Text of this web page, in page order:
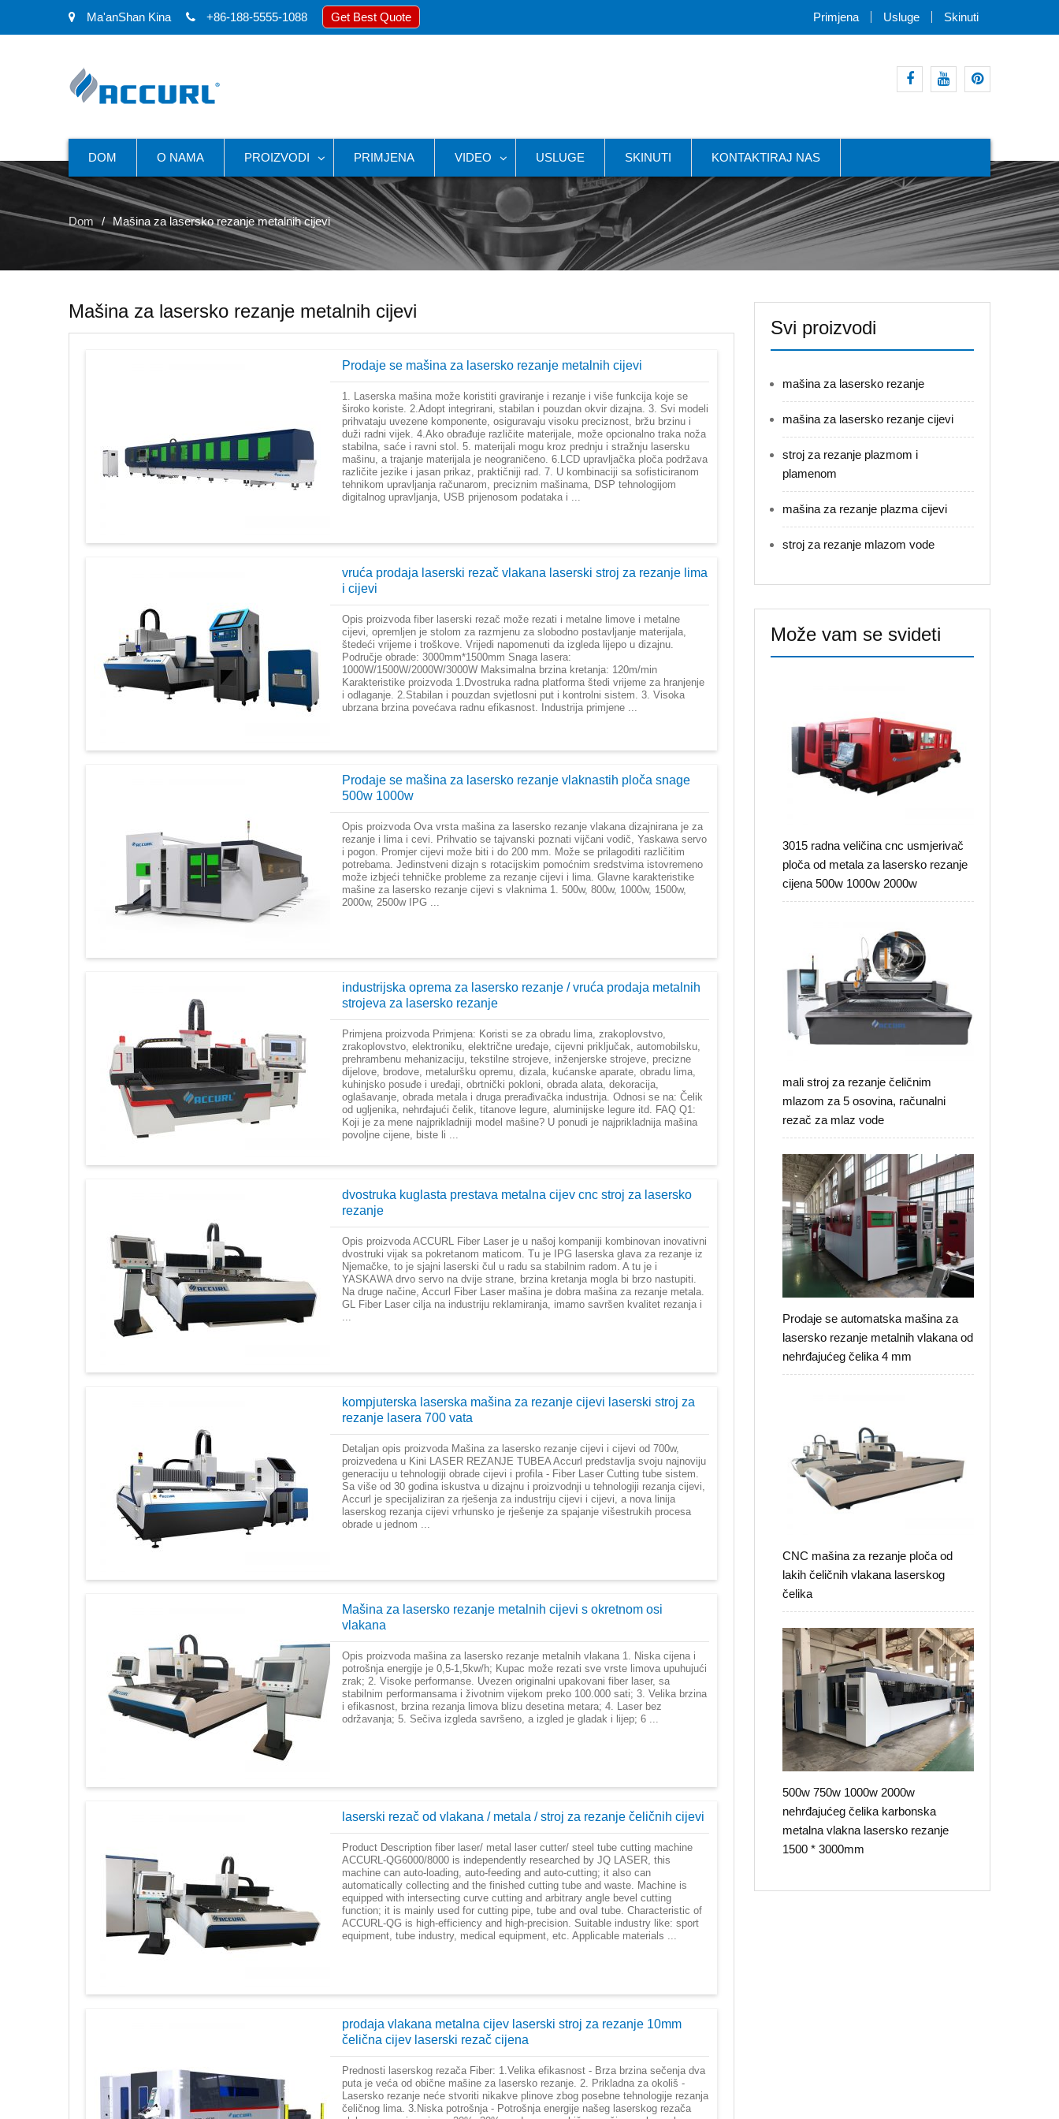
Ma'anShan Kina +86-188-5555-1088 Get Best Quote Primjena Usluge Skinuti
DOM O NAMA PROIZVODI PRIMJENA VIDEO USLUGE SKINUTI KONTAKTIRAJ NAS
Dom Mašina za lasersko rezanje metalnih cijevi
Mašina za lasersko rezanje metalnih cijevi
Prodaje se mašina za lasersko rezanje metalnih cijevi
1. Laserska mašina može koristiti graviranje i rezanje i više funkcija koje se
široko koriste. 2.Adopt integrirani, stabilan i pouzdan okvir dizajna. 3. Svi modeli
prihvataju uvezene komponente, osiguravaju visoku preciznost, bržu brzinu i
duži radni vijek. 4.Ako obrađuje različite materijale, može opcionalno traka noža
stabilna, saće i ravni stol. 5. materijali mogu kroz prednju i stražnju lasersku
mašinu, a trajanje materijala je neograničeno. 6.LCD upravljačka ploča podržava
različite jezike i jasan prikaz, praktičniji rad. 7. U kombinaciji sa sofisticiranom
tehnikom upravljanja računarom, preciznim mašinama, DSP tehnologijom
digitalnog upravljanja, USB prijenosom podataka i ...
vruća prodaja laserski rezač vlakana laserski stroj za rezanje lima
i cijevi
Opis proizvoda fiber laserski rezač može rezati i metalne limove i metalne
cijevi, opremljen je stolom za razmjenu za slobodno postavljanje materijala,
štedeći vrijeme i troškove. Vrijedi napomenuti da izgleda lijepo u dizajnu.
Područje obrade: 3000mm*1500mm Snaga lasera:
1000W/1500W/2000W/3000W Maksimalna brzina kretanja: 120m/min
Karakteristike proizvoda 1.Dvostruka radna platforma štedi vrijeme za hranjenje
i odlaganje. 2.Stabilan i pouzdan svjetlosni put i kontrolni sistem. 3. Visoka
ubrzana brzina povećava radnu efikasnost. Industrija primjene ...
Prodaje se mašina za lasersko rezanje vlaknastih ploča snage
500w 1000w
Opis proizvoda Ova vrsta mašina za lasersko rezanje vlakana dizajnirana je za
rezanje i lima i cevi. Prihvatio se tajvanski poznati vijčani vodič, Yaskawa servo
i pogon. Promjer cijevi može biti i do 200 mm. Može se prilagoditi različitim
potrebama. Jedinstveni dizajn s rotacijskim pomoćnim sredstvima istovremeno
može izbjeći tehničke probleme za rezanje cijevi i lima. Glavne karakteristike
mašine za lasersko rezanje cijevi s vlaknima 1. 500w, 800w, 1000w, 1500w,
2000w, 2500w IPG ...
industrijska oprema za lasersko rezanje / vruća prodaja metalnih
strojeva za lasersko rezanje
Primjena proizvoda Primjena: Koristi se za obradu lima, zrakoplovstvo,
zrakoplovstvo, elektroniku, električne uređaje, cijevni priključak, automobilsku,
prehrambenu mehanizaciju, tekstilne strojeve, inženjerske strojeve, precizne
dijelove, brodove, metaluršku opremu, dizala, kućanske aparate, obradu lima,
kuhinjsko posuđe i uređaji, obrtnički pokloni, obrada alata, dekoracija,
oglašavanje, obrada metala i druga prerađivačka industrija. Odnosi se na: Čelik
od ugljenika, nehrđajući čelik, titanove legure, aluminijske legure itd. FAQ Q1:
Koji je za mene najprikladniji model mašine? U ponudi je najprikladnija mašina
povoljne cijene, biste li ...
dvostruka kuglasta prestava metalna cijev cnc stroj za lasersko
rezanje
Opis proizvoda ACCURL Fiber Laser je u našoj kompaniji kombinovan inovativni
dvostruki vijak sa pokretanom maticom. Tu je IPG laserska glava za rezanje iz
Njemačke, to je sjajni laserski čul u radu sa stabilnim radom. A tu je i
YASKAWA drvo servo na dvije strane, brzina kretanja mogla bi brzo nastupiti.
Na druge načine, Accurl Fiber Laser mašina je dobra mašina za rezanje metala.
GL Fiber Laser cilja na industriju reklamiranja, imamo savršen kvalitet rezanja i
...
kompjuterska laserska mašina za rezanje cijevi laserski stroj za
rezanje lasera 700 vata
Detaljan opis proizvoda Mašina za lasersko rezanje cijevi i cijevi od 700w,
proizvedena u Kini LASER REZANJE TUBEA Accurl predstavlja svoju najnoviju
generaciju u tehnologiji obrade cijevi i profila - Fiber Laser Cutting tube sistem.
Sa više od 30 godina iskustva u dizajnu i proizvodnji u tehnologiji rezanja cijevi,
Accurl je specijaliziran za rješenja za industriju cijevi i cijevi, a nova linija
laserskog rezanja cijevi vrhunsko je rješenje za spajanje višestrukih procesa
obrade u jednom ...
Mašina za lasersko rezanje metalnih cijevi s okretnom osi
vlakana
Opis proizvoda mašina za lasersko rezanje metalnih vlakana 1. Niska cijena i
potrošnja energije je 0,5-1,5kw/h; Kupac može rezati sve vrste limova upuhujući
zrak; 2. Visoke performanse. Uvezen originalni upakovani fiber laser, sa
stabilnim performansama i životnim vijekom preko 100.000 sati; 3. Velika brzina
i efikasnost, brzina rezanja limova blizu desetina metara; 4. Laser bez
održavanja; 5. Sečiva izgleda savršeno, a izgled je gladak i lijep; 6 ...
laserski rezač od vlakana / metala / stroj za rezanje čeličnih cijevi
Product Description fiber laser/ metal laser cutter/ steel tube cutting machine
ACCURL-QG6000/8000 is independently researched by JQ LASER, this
machine can auto-loading, auto-feeding and auto-cutting; it also can
automatically collecting and the finished cutting tube and waste. Machine is
equipped with intersecting curve cutting and arbitrary angle bevel cutting
function; it is mainly used for cutting pipe, tube and oval tube. Characteristic of
ACCURL-QG is high-efficiency and high-precision. Suitable industry like: sport
equipment, tube industry, medical equipment, etc. Applicable materials ...
prodaja vlakana metalna cijev laserski stroj za rezanje 10mm
čelična cijev laserski rezač cijena
Prednosti laserskog rezača Fiber: 1.Velika efikasnost - Brza brzina sečenja dva
puta je veća od obične mašine za lasersko rezanje. 2. Prikladna za okoliš -
Lasersko rezanje neće stvoriti nikakve plinove zbog posebne tehnologije rezanja
čeličnog lima. 3.Niska potrošnja - Potrošnja energije našeg laserskog rezača
Svi proizvodi
mašina za lasersko rezanje
mašina za lasersko rezanje cijevi
stroj za rezanje plazmom i
plamenom
mašina za rezanje plazma cijevi
stroj za rezanje mlazom vode
Može vam se svideti
3015 radna veličina cnc usmjerivač
ploča od metala za lasersko rezanje
cijena 500w 1000w 2000w
mali stroj za rezanje čeličnim
mlazom za 5 osovina, računalni
rezač za mlaz vode
Prodaje se automatska mašina za
lasersko rezanje metalnih vlakana od
nehrđajućeg čelika 4 mm
CNC mašina za rezanje ploča od
lakih čeličnih vlakana laserskog
čelika
500w 750w 1000w 2000w
nehrđajućeg čelika karbonska
metalna vlakna lasersko rezanje
1500 * 3000mm